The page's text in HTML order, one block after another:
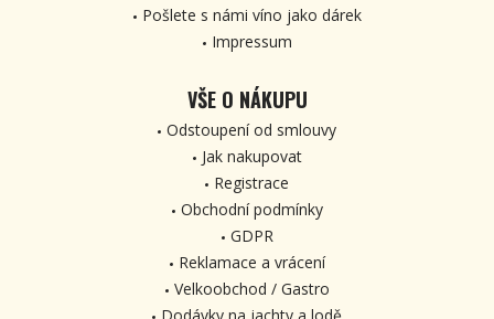
Pošlete s námi víno jako dárek
Impressum
VŠE O NÁKUPU
Odstoupení od smlouvy
Jak nakupovat
Registrace
Obchodní podmínky
GDPR
Reklamace a vrácení
Velkoobchod / Gastro